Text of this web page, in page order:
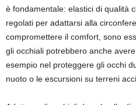
è fondamentale: elastici di qualità
regolati per adattarsi alla
compromettere il comfort, sono
gli occhiali potrebbero anche
esempio nel proteggere gli occhi
nuoto o le escursioni su terreni